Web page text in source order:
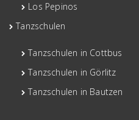
Los Pepinos
Tanzschulen
Tanzschulen in Cottbus
Tanzschulen in Görlitz
Tanzschulen in Bautzen